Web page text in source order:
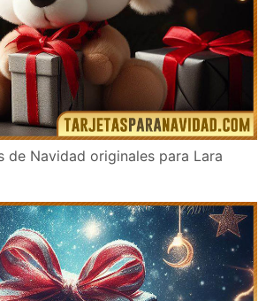
de Navidad originales para Lara